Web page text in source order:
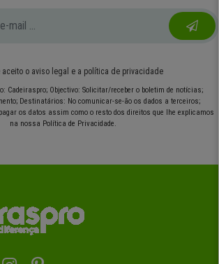
aceito o aviso legal e a política de privacidade
Cadeiraspro; Objectivo: Solicitar/receber o boletim de notícias;
Destinatários: No comunicar-se-ão os dados a terceiros;
os datos assim como o resto dos direitos que lhe explicamos
na nossa Política de Privacidade.